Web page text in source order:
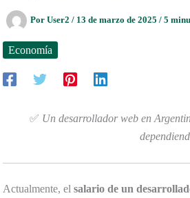
Por User2 / 13 de marzo de 2025 / 5
Economía
✅ Un desarrollador web en
Actualmente, el salario de un